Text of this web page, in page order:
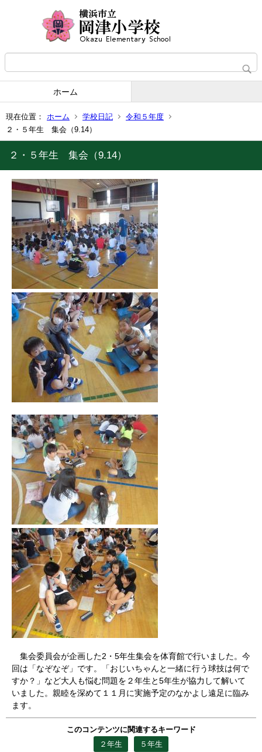
ホーム
現在位置： ホーム 学校日記
令和５年度
２・５年生 集会（9.14）
２・５年生 集会（9.14）
集会委員会が企画した2・5年生集会を体育館で行いました。今
回は「なぞなぞ」です。「おじいちゃんと一緒に行う球技は何で
すか？」など大人も悩む問題を２年生と5年生が協力して解いて
いました。親睦を深めて１１月に実施予定のなかよし遠足に臨み
ます。
このコンテンツに関連するキーワード
２年生
５年生